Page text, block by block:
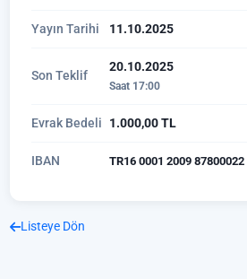
Yayın Tarihi 11.10.2025
Son Teklif
20.10.2025
Saat 17:00
Evrak Bedeli 1.000,00 TL
IBAN TR16 0001 2009
Listeye Dön